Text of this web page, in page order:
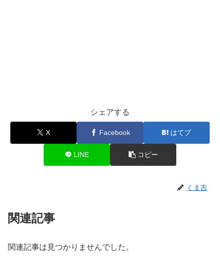
シェアする
X Facebook はてブ
LINE コピー
くま吉
関連記事
関連記事は見つかりませんでした。